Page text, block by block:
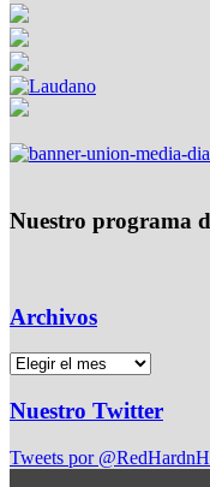
Nuestro programa
Archivos
Nuestro Twitter
Tweets por